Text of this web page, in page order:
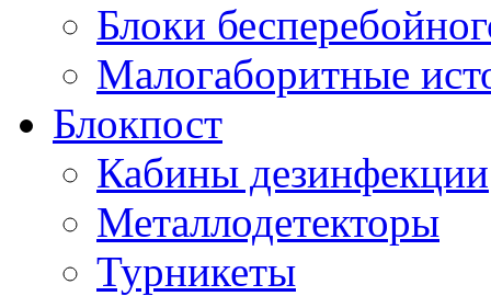
Блоки
Малогаборитные
Блокпост
Кабины дезинфекции
Металлодетекторы
Турникеты